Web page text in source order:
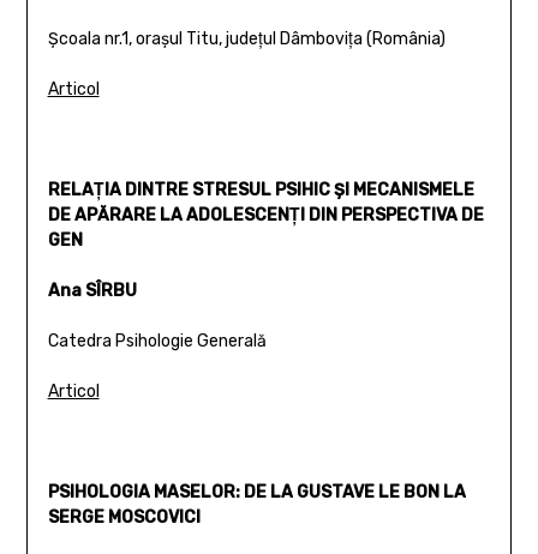
Şcoala nr.1, oraşul Titu, judeţul Dâmboviţa (România)
Articol
RELAŢIA DINTRE STRESUL PSIHIC ŞI MECANISMELE
DE APĂRARE LA ADOLESCENŢI DIN PERSPECTIVA DE
GEN
Ana SÎRBU
Catedra Psihologie Generală
Articol
PSIHOLOGIA MASELOR: DE LA GUSTAVE LE BON LA
SERGE MOSCOVICI